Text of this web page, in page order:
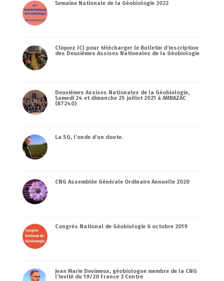
Semaine Nationale de la Géobiologie 2022
Cliquez ICI pour télécharger le Bulletin d’inscription
des Deuxièmes Assises Nationales de la Géobiologie
Deuxièmes Assises Nationales de la Géobiologie,
Samedi 24 et dimanche 25 juillet 2021 à AMBAZAC
(87240)
La 5G, l’onde d’un doute.
CNG Assemblée Générale Ordinaire Annuelle 2020
Congrès National de Géobiologie 6 octobre 2019
Jean Marie Devimeux, géobiologue membre de la CNG
l’invité du 19/20 France 3 Centre